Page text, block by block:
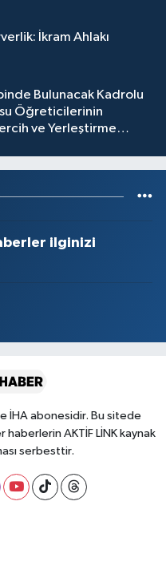
İkram Ahlakı
Bulunacak Kadrolu
Öğreticilerinin
ve Yerleştirme
ilginizi
İHA abonesidir. Bu sitede
AKTİF LİNK kaynak
serbesttir.